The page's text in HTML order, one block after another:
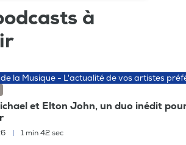
à
la Musique - L'actualité de vos artistes
et Elton John, un duo inédit
1 min 42 sec